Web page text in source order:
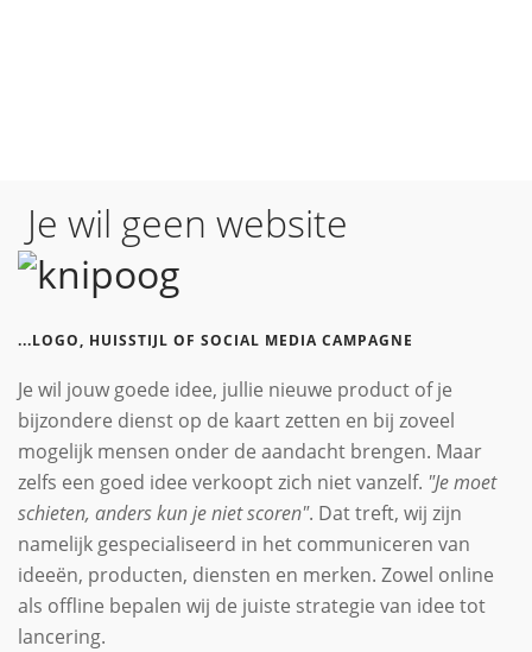
Je wil geen website
...LOGO, HUISSTIJL OF SOCIAL MEDIA CAMPAGNE
Je wil jouw goede idee, jullie nieuwe product of je
bijzondere dienst op de kaart zetten en bij zoveel
mogelijk mensen onder de aandacht brengen. Maar
zelfs een goed idee verkoopt zich niet vanzelf. "Je moet
schieten, anders kun je niet scoren". Dat treft, wij zijn
namelijk gespecialiseerd in het communiceren van
ideeën, producten, diensten en merken. Zowel online
als offline bepalen wij de juiste strategie van idee tot
lancering.